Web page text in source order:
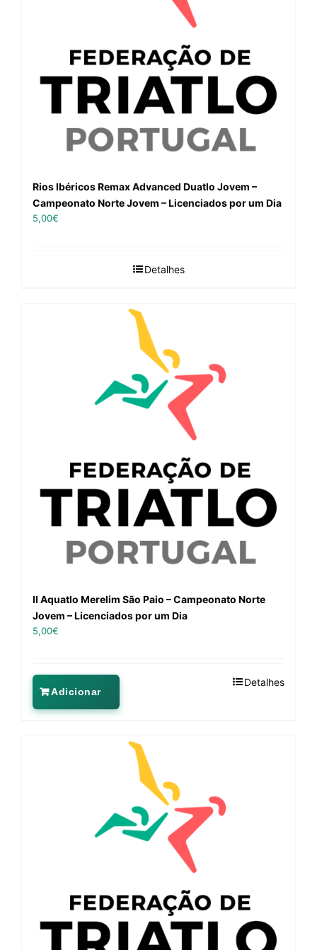
Rios Ibéricos Remax Advanced Duatlo Jovem –
Campeonato Norte Jovem – Licenciados por um Dia
5,00€
Detalhes
II Aquatlo Merelim São Paio – Campeonato Norte
Jovem – Licenciados por um Dia
5,00€
Adicionar
Detalhes